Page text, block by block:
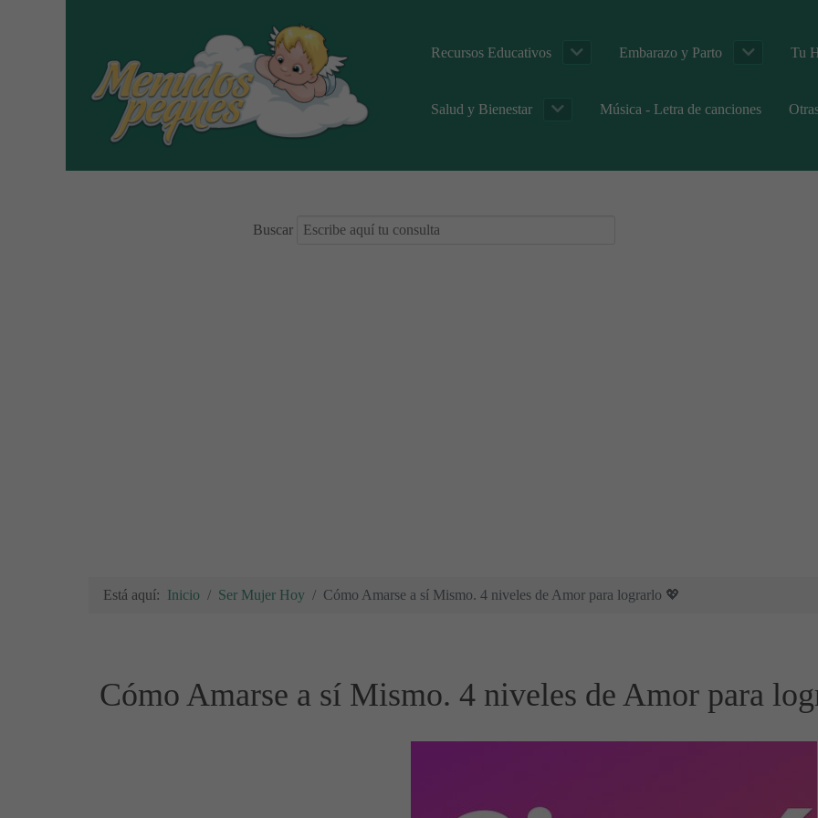
Recursos Educativos Embarazo y Parto Tu
Salud y Bienestar Música - Letra de canciones
Buscar
Está aquí: Inicio Ser Mujer Hoy Cómo Amarse a sí Mismo. 4 niveles de Amor para lograrlo 💖
Cómo Amarse a sí Mismo. 4 niveles de Amor para